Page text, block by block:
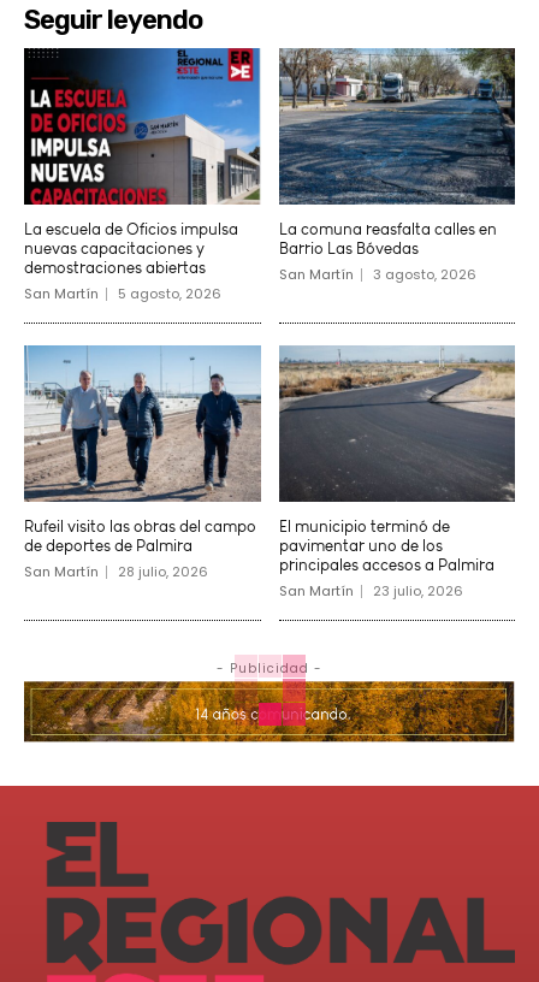
Seguir leyendo
La escuela de Oficios impulsa
nuevas capacitaciones y
demostraciones abiertas
San Martín 5 agosto, 2026
La comuna reasfalta calles en
Barrio Las Bóvedas
San Martín 3 agosto, 2026
Rufeil visito las obras del campo
de deportes de Palmira
San Martín 28 julio, 2026
El municipio terminó de
pavimentar uno de los
principales accesos a Palmira
San Martín 23 julio, 2026
- Publicidad -